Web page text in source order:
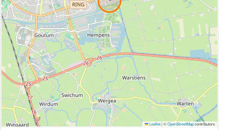
Leaflet|©OpenStreetMapcontributors